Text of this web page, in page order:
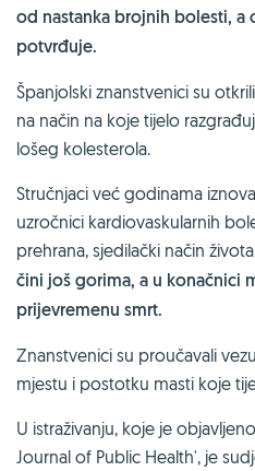
od nastanka brojnih bolesti, a
potvrđuje.
Španjolski znanstvenici su
na način na koje tijelo
lošeg kolesterola.
Stručnjaci već godinama
uzročnici kardiovaskularnih
prehrana, sjedilački način
čini još gorima, a u konačnici
prijevremenu smrt.
Znanstvenici su proučavali
mjestu i postotku masti koje
U istraživanju, koje je
Journal of Public Health', je